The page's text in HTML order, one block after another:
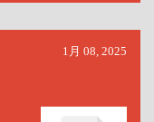
1月 08, 2025